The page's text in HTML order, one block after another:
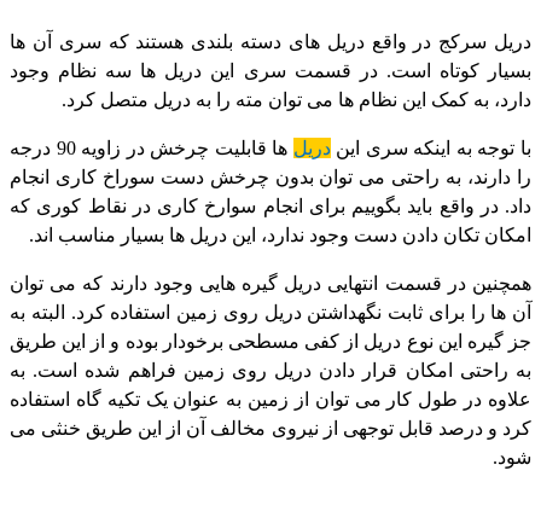
دریل سرکج در واقع دریل های دسته بلندی هستند که سری آن ها
بسیار کوتاه است. در قسمت سری این دریل ها سه نظام وجود
دارد، به کمک این نظام ها می توان مته را به دریل متصل کرد.
با توجه به اینکه سری ایندریل
ها قابلیت چرخش در زاویه 90 درجه
را دارند، به راحتی می توان بدون چرخش دست سوراخ کاری انجام
داد. در واقع باید بگوییم برای انجام سوارخ کاری در نقاط کوری که
امکان تکان دادن دست وجود ندارد، این دریل ها بسیار مناسب اند.
همچنین در قسمت انتهایی دریل گیره هایی وجود دارند که می توان
آن ها را برای ثابت نگهداشتن دریل روی زمین استفاده کرد. البته به
جز گیره این نوع دریل از کفی مسطحی برخودار بوده و از این طریق
به راحتی امکان قرار دادن دریل روی زمین فراهم شده است. به
علاوه در طول کار می توان از زمین به عنوان یک تکیه گاه استفاده
کرد و درصد قابل توجهی از نیروی مخالف آن از این طریق خنثی می
شود.